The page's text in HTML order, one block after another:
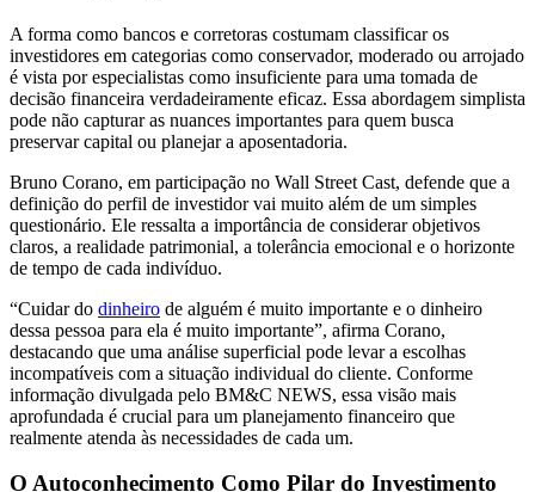
A forma como bancos e corretoras costumam classificar os
investidores em categorias como conservador, moderado ou arrojado
é vista por especialistas como insuficiente para uma tomada de
decisão financeira verdadeiramente eficaz. Essa abordagem simplista
pode não capturar as nuances importantes para quem busca
preservar capital ou planejar a aposentadoria.
Bruno Corano, em participação no Wall Street Cast, defende que a
definição do perfil de investidor vai muito além de um simples
questionário. Ele ressalta a importância de considerar objetivos
claros, a realidade patrimonial, a tolerância emocional e o horizonte
de tempo de cada indivíduo.
“Cuidar do dinheiro de alguém é muito importante e o dinheiro
dessa pessoa para ela é muito importante”, afirma Corano,
destacando que uma análise superficial pode levar a escolhas
incompatíveis com a situação individual do cliente. Conforme
informação divulgada pelo BM&C NEWS, essa visão mais
aprofundada é crucial para um planejamento financeiro que
realmente atenda às necessidades de cada um.
O Autoconhecimento Como Pilar do Investimento